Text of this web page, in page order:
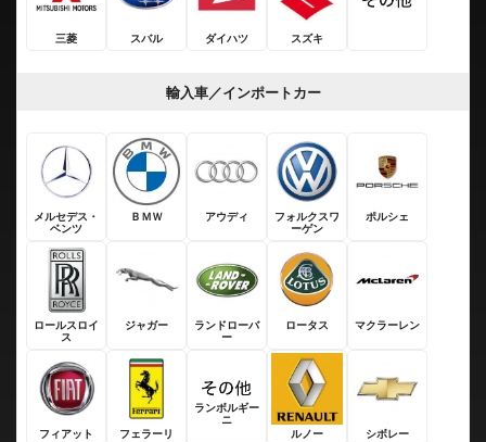
三菱 スバル ダイハツ スズキ
輸入車／インポートカー
メルセデス・
ベンツ
ＢＭＷ アウディ
フォルクスワ
ーゲン
ポルシェ
ロールスロイ
ス
ジャガー
ランドローバ
ー
ロータス マクラーレン
フィアット フェラーリ
ランボルギー
ニ
ルノー
シボレー